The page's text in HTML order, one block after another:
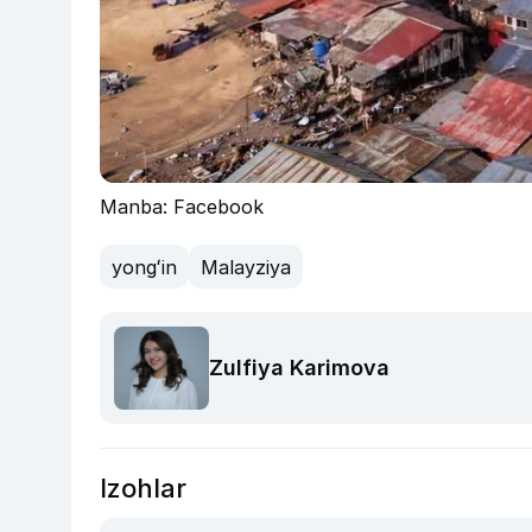
Manba: Facebook
yongʻin Malayziya
Zulfiya Karimova
Izohlar